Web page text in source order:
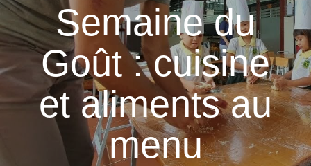
Semaine du
Goût : cuisine
et aliments au
menu